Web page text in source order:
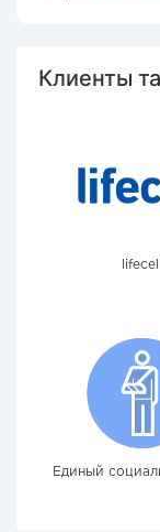
Клиенты
lifecell
Единый